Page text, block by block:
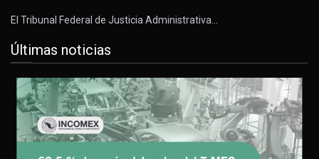
El Tribunal Federal de Justicia Administrativa…
Últimas noticias